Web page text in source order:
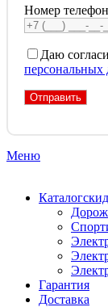
Номер
Даю
персональных
Меню
Каталог
Гарантия
Доставка